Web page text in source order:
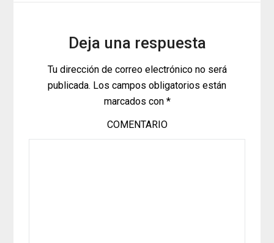
Deja una respuesta
Tu dirección de correo electrónico no será
publicada. Los campos obligatorios están
marcados con *
COMENTARIO